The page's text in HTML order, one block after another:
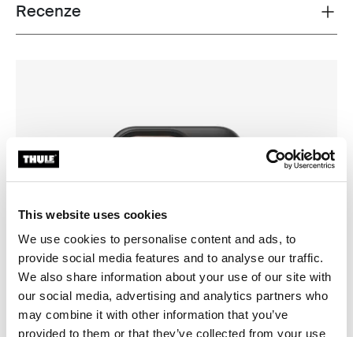
This website uses cookies
We use cookies to personalise content and ads, to
provide social media features and to analyse our traffic.
We also share information about your use of our site with
our social media, advertising and analytics partners who
may combine it with other information that you’ve
provided to them or that they’ve collected from your use
Toggle overview
Recenze